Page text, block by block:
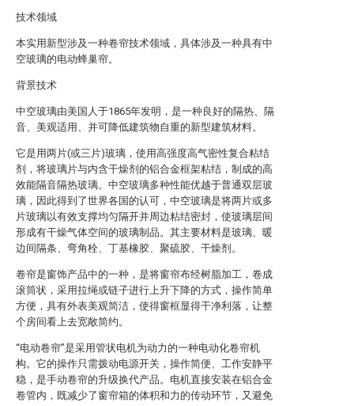
技术领域
本实用新型涉及一种卷帘技术领域，具体涉及一种具有中
空玻璃的电动蜂巢帘。
背景技术
中空玻璃由美国人于1865年发明，是一种良好的隔热、隔
音、美观适用、并可降低建筑物自重的新型建筑材料。
它是用两片(或三片)玻璃，使用高强度高气密性复合粘结
剂，将玻璃片与内含干燥剂的铝合金框架粘结，制成的高
效能隔音隔热玻璃。中空玻璃多种性能优越于普通双层玻
璃，因此得到了世界各国的认可，中空玻璃是将两片或多
片玻璃以有效支撑均匀隔开并周边粘结密封，使玻璃层间
形成有干燥气体空间的玻璃制品。其主要材料是玻璃、暖
边间隔条、弯角栓、丁基橡胶、聚硫胶、干燥剂。
卷帘是窗饰产品中的一种，是将窗帘布经树脂加工，卷成
滚筒状，采用拉绳或链子进行上升下降的方式，操作简单
方便，具有外表美观简洁，使得窗框显得干净利落，让整
个房间看上去宽敞简约。
“电动卷帘”是采用管状电机为动力的一种电动化卷帘机
构。它的操作只需拨动电源开关，操作简便、工作安静平
稳，是手动卷帘的升级换代产品。电机直接安装在铝合金
卷管内，既减少了窗帘箱的体积和力的传动环节，又避免